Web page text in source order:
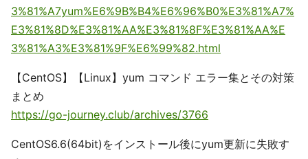
3%81%A7yum%E6%9B%B4%E6%96%B0%E3%81%A7%
E3%81%8D%E3%81%AA%E3%81%8F%E3%81%AA%E
3%81%A3%E3%81%9F%E6%99%82.html
【CentOS】【Linux】yum コマンド エラー集とその対策
まとめ
https://go-journey.club/archives/3766
CentOS6.6(64bit)をインストール後にyum更新に失敗す